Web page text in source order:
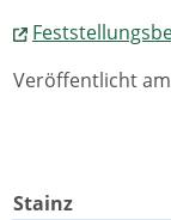
Veröffentlicht
Stainz